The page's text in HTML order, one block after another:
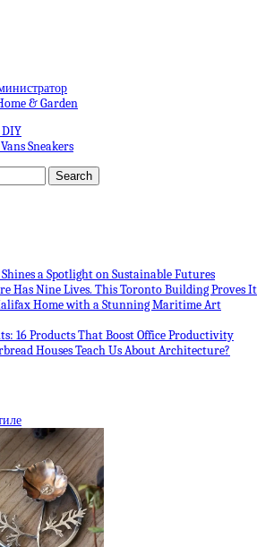
& Garden
Sneakers
a Spotlight on Sustainable Futures
Has Nine Lives. This Toronto Building Proves It
Home with a Stunning Maritime Art
16 Products That Boost Office Productivity
Houses Teach Us About Architecture?